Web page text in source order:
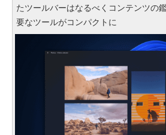
たツールバーはなるべくコンテンツの
要なツールがコンパクトに